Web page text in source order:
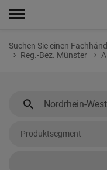
Suchen Sie einen
Reg.-Bez. Münster
Produktsegment